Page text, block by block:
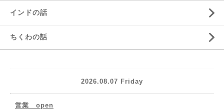
インドの話
ちくわの話
2026.08.07 Friday
営業 open